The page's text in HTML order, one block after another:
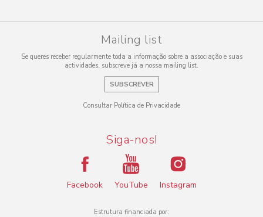
Mailing list
Se queres receber regularmente toda a informação sobre a associação e suas
actividades, subscreve já a nossa mailing list.
SUBSCREVER
Consultar Política de Privacidade
Siga-nos!
Facebook YouTube Instagram
Estrutura financiada por: